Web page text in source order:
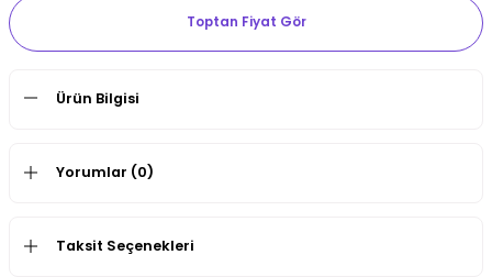
Toptan Fiyat Gör
Ürün Bilgisi
Yorumlar (0)
Taksit Seçenekleri